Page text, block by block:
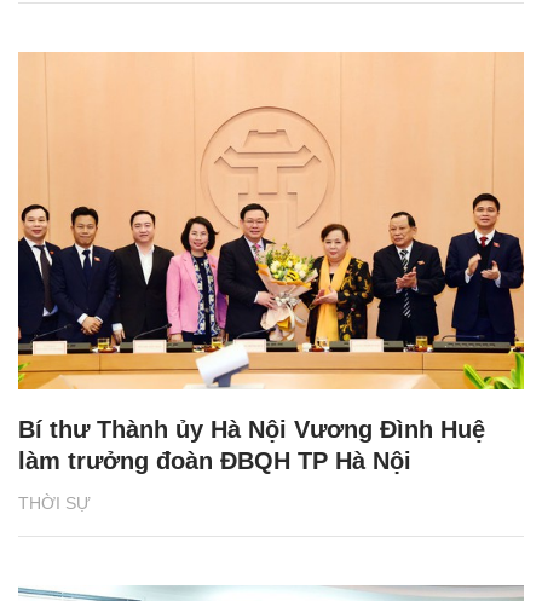
THỜI SỰ
Bí thư Thành ủy Hà Nội Vương Đình Huệ
làm trưởng đoàn ĐBQH TP Hà Nội